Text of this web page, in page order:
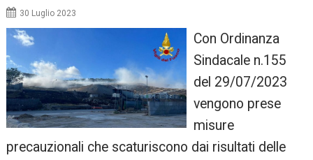
30 Luglio 2023
Con Ordinanza
Sindacale n.155
del 29/07/2023
vengono prese
misure
precauzionali che scaturiscono dai risultati delle